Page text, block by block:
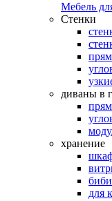
Мебель
Стенки
диваны в
хранение
для